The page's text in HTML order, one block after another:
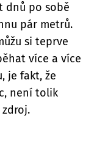
dnů po sobě
pár metrů.
si teprve
více a více
je fakt, že
není tolik